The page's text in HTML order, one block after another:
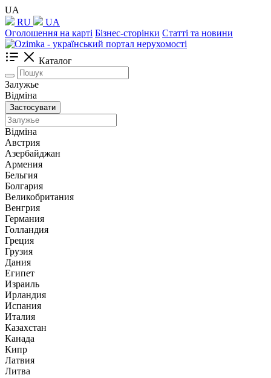
UA
RU
UA
Оголошення на карті Бізнес-сторінки Статті та новини
Каталог
Залужье
Відміна
Застосувати
Відміна
Австрия
Азербайджан
Армения
Бельгия
Болгария
Великобритания
Венгрия
Германия
Голландия
Греция
Грузия
Дания
Египет
Израиль
Ирландия
Испания
Италия
Казахстан
Канада
Кипр
Латвия
Литва